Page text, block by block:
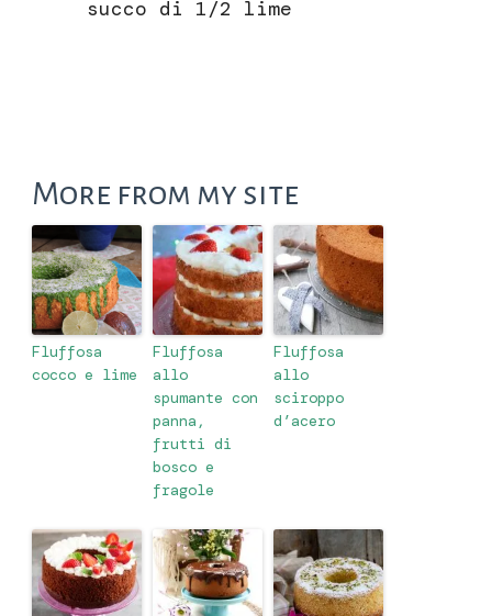
succo di 1/2 lime
More from my site
Fluffosa
cocco e lime
Fluffosa
allo
spumante con
panna,
frutti di
bosco e
fragole
Fluffosa
allo
sciroppo
d’acero